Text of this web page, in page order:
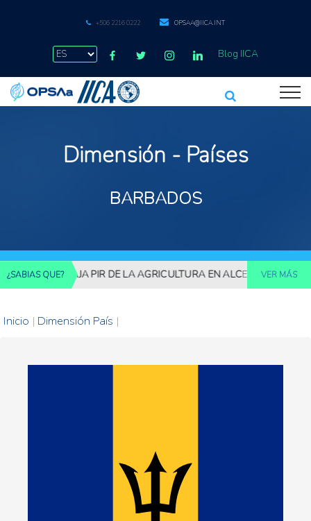
+506 2216 0222 OPSAA@IICA.INT
Blog IICA
Dimensión - Países
BARBADOS
¿SABIAS QUE?BAJA PIR DE LA AGRICULTURA EN ALCEN 2023, LAVER MÁS
Inicio | Dimensión País |